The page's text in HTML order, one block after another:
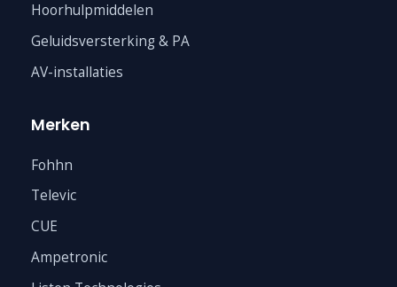
Hoorhulpmiddelen
Geluidsversterking & PA
AV-installaties
Merken
Fohhn
Televic
CUE
Ampetronic